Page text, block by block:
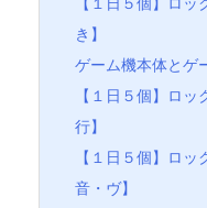
き】
ゲーム機本体とゲ
【１日５個】ロ
行】
【１日５個】ロ
音・ヴ】